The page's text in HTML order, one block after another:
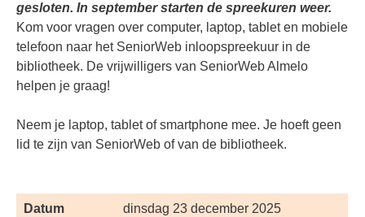
gesloten. In september starten de spreekuren weer.
Kom voor vragen over computer, laptop, tablet en mobiele
telefoon naar het SeniorWeb inloopspreekuur in de
bibliotheek. De vrijwilligers van SeniorWeb Almelo
helpen je graag!
Neem je laptop, tablet of smartphone mee. Je hoeft geen
lid te zijn van SeniorWeb of van de bibliotheek.
Datum dinsdag 23 december 2025